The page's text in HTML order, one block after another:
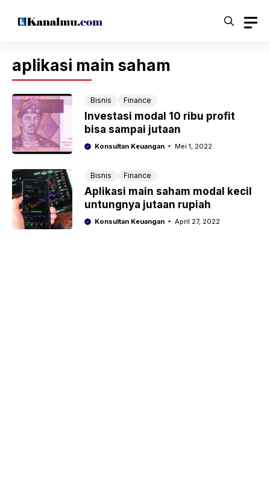
aplikasi main saham
Bisnis Finance
Investasi modal 10 ribu profit
bisa sampai jutaan
Konsultan Keuangan Mei 1, 2022
Bisnis Finance
Aplikasi main saham modal kecil
untungnya jutaan rupiah
Konsultan Keuangan April 27, 2022